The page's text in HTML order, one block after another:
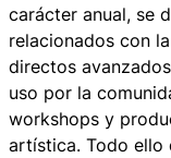
carácter anual, se
relacionados con
directos
uso por la
workshops y
artística. Todo ello